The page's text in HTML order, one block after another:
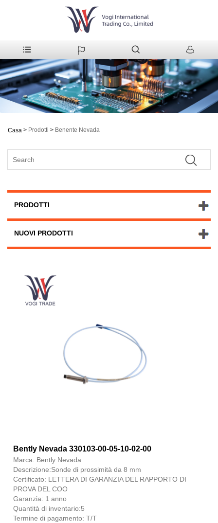
Casa > Prodotti > Benente Nevada
PRODOTTI
NUOVI PRODOTTI
Bently Nevada 330103-00-05-10-02-00
Marca: Bently Nevada
Descrizione:Sonde di prossimità da 8 mm
Certificato: LETTERA DI GARANZIA DEL RAPPORTO DI
PROVA DEL COO
Garanzia: 1 anno
Quantità di inventario:5
Termine di pagamento: T/T